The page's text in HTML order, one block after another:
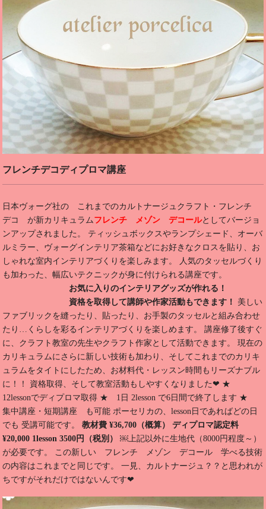
フレンチデコディプロマ講座
日本ヴォーグ社の これまでのカルトナージュクラフト・フレンチ
デコ が新カリキュラム フレンチ メゾン デコールとしてバージョ
ンアップされました。 ティッシュボックスやランプシェード、オーバ
ルミラー、ヴォーグインテリア茶箱などにお好きなクロスを貼り、お
しゃれな室内インテリアづくりを楽しみます。 人気のタッセルづくり
も加わった、幅広いテクニックが身に付けられる講座です。
お気に入りのインテリアグッズが作れる！
資格を取得して講師や作家活動もできます！
美しい
ファブリックを縫ったり、貼ったり、お手製のタッセルと組み合わせ
たり…くらしを彩るインテリアづくりを楽しめます。 講座修了後すぐ
に、クラフト教室の先生やクラフト作家として活動できます。 現在の
カリキュラムにさらに新しい技術も加わり、そしてこれまでのカリキ
ュラムをタイトにしたため、お材料代・レッスン時間もリーズナブル
に！！ 資格取得、そして教室活動もしやすくなりました❤ ★
12lessonでディプロマ取得 ★ 1日 2lesson で6日間で終了します ★
集中講座・短期講座 も可能 ポーセリカの、lesson日であればどの日
でも 受講可能です。教材費 ¥36,700（概算）
ディプロマ認定料
¥20,000 1lesson 3500円（税別）
￼上記以外に生地代（8000円程度～）
が必要です。 この新しい フレンチ メゾン デコール 学べる技術
の内容はこれまでと同じです。 一見、カルトナージュ？？と思われが
ちですがそれだけではないんです❤